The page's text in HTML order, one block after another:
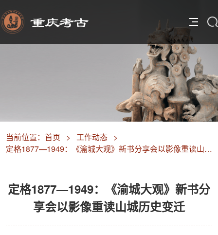
当前位置： 首页 > 工作动态 >
定格1877—1949：《渝城大观》新书分享会以影像重读山城历史变迁
定格1877—1949：《渝城大观》新书分
享会以影像重读山城历史变迁